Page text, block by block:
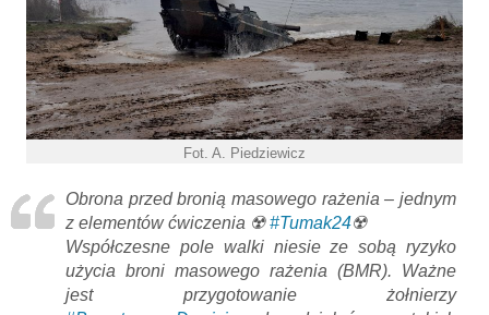
Fot. A. Piedziewicz
Obrona przed bronią masowego rażenia – jednym
z elementów ćwiczenia ☢️#Tumak24☢️
Współczesne pole walki niesie ze sobą ryzyko
użycia broni masowego rażenia (BMR). Ważne
jest przygotowanie żołnierzy